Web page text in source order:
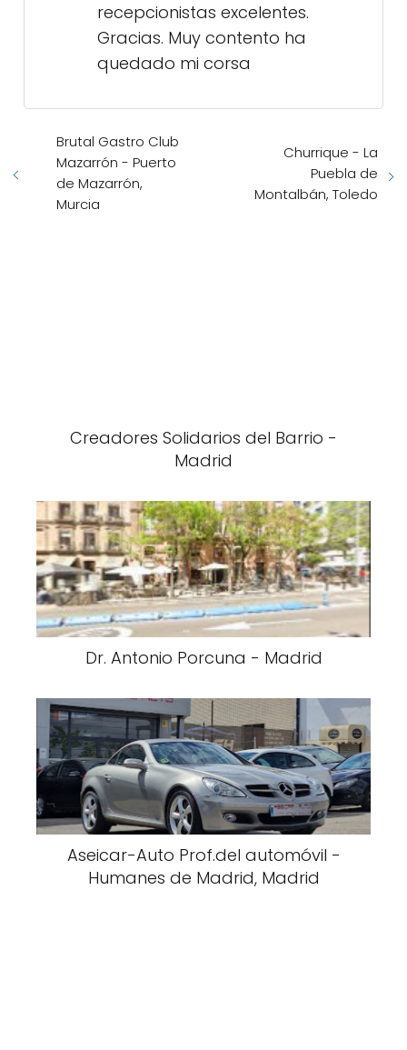
recepcionistas excelentes.
Gracias. Muy contento ha
quedado mi corsa
Brutal Gastro Club
Mazarrón - Puerto
de Mazarrón,
Murcia
Churrique - La
Puebla de
Montalbán, Toledo
Creadores Solidarios del Barrio -
Madrid
Dr. Antonio Porcuna - Madrid
Aseicar-Auto Prof.del automóvil -
Humanes de Madrid, Madrid